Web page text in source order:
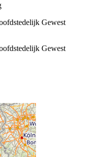
Gewest
Gewest